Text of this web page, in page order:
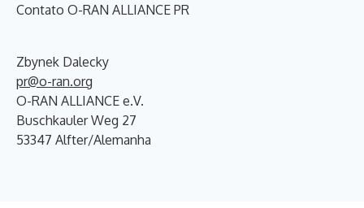
Contato O-RAN ALLIANCE PR
Zbynek Dalecky
pr@o-ran.org
O-RAN ALLIANCE e.V.
Buschkauler Weg 27
53347 Alfter/Alemanha